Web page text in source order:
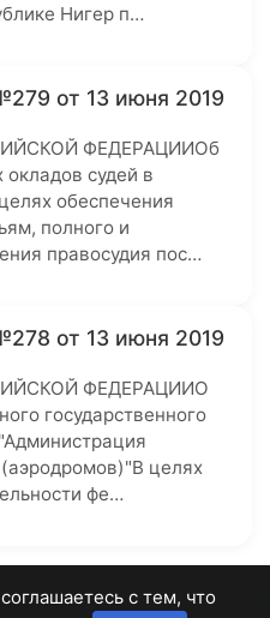
Нигер п…
от 13 июня 2019
ФЕДЕРАЦИИОб
судей в
обеспечения
полного и
правосудия пос…
от 13 июня 2019
ФЕДЕРАЦИИО
государственного
целях
фе…
с тем, что